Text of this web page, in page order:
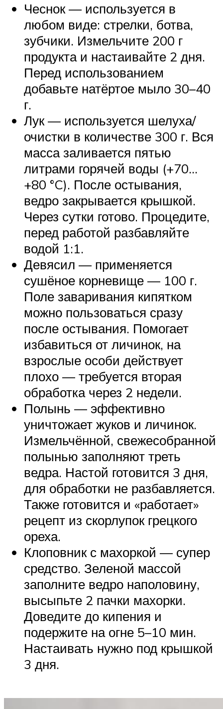
Чеснок — используется в
любом виде: стрелки, ботва,
зубчики. Измельчите 200 г
продукта и настаивайте 2 дня.
Перед использованием
добавьте натёртое мыло 30–40
г.
Лук — используется шелуха/
очистки в количестве 300 г. Вся
масса заливается пятью
литрами горячей воды (+70…
+80 °C). После остывания,
ведро закрывается крышкой.
Через сутки готово. Процедите,
перед работой разбавляйте
водой 1:1.
Девясил — применяется
сушёное корневище — 100 г.
Поле заваривания кипятком
можно пользоваться сразу
после остывания. Помогает
избавиться от личинок, на
взрослые особи действует
плохо — требуется вторая
обработка через 2 недели.
Полынь — эффективно
уничтожает жуков и личинок.
Измельчённой, свежесобранной
полынью заполняют треть
ведра. Настой готовится 3 дня,
для обработки не разбавляется.
Также готовится и «работает»
рецепт из скорлупок грецкого
ореха.
Клоповник с махоркой — супер
средство. Зеленой массой
заполните ведро наполовину,
высыпьте 2 пачки махорки.
Доведите до кипения и
подержите на огне 5–10 мин.
Настаивать нужно под крышкой
3 дня.